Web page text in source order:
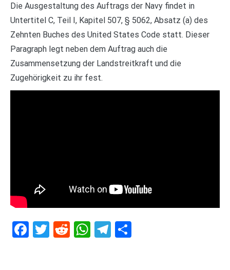
Die Ausgestaltung des Auftrags der Navy findet in
Untertitel C, Teil I, Kapitel 507, § 5062, Absatz (a) des
Zehnten Buches des United States Code statt. Dieser
Paragraph legt neben dem Auftrag auch die
Zusammensetzung der Landstreitkraft und die
Zugehörigkeit zu ihr fest.
Facebook
Twitter
RedditWhatsApp
Telegram